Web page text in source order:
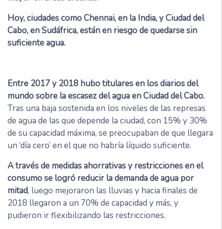
Hoy, ciudades como Chennai, en la India, y Ciudad del
Cabo, en Sudáfrica, están en riesgo de quedarse sin
suficiente agua.
Entre 2017 y 2018 hubo titulares en los diarios del
mundo sobre la escasez del agua en Ciudad del Cabo.
Tras una baja sostenida en los niveles de las represas
de agua de las que depende la ciudad, con 15% y 30%
de su capacidad máxima, se preocupaban de que llegara
un ‘día cero’ en el que no habría líquido suficiente.
A través de medidas ahorrativas y restricciones en el
consumo se logró reducir la demanda de agua por
mitad, luego mejoraron las lluvias y hacia finales de
2018 llegaron a un 70% de capacidad y más, y
pudieron ir flexibilizando las restricciones.